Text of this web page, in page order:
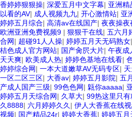
香婷婷狠狠操| 深爱五月中文字幕| 亚洲精
以看的AV| 成人视频九九| 开心激情站| 亚
婷婷五月综合| 高清av在线国产| 夜夜操夜
欧洲亚洲免费视频9 | 狠狠干在线| 五六月
合网| 超碰91人人操| 婷婷五月天无码熟女|
桔色成人官方网站| 国产肏屄大片| 午夜成
天天爽| 欧美成人热| 婷婷色基地在线看|
婷婷综合网| 一本大道嫩草AV无码专区|
一区二区三区| 大香av| 婷婷五月影院| 五
产成人国产三级| 99色色网| 甈你aaaaa|
婷婷五月天综合网| 久草大| 99热这里只
久8888| 六月婷婷久久 | 伊人大香蕉在线
视频| 国产精品24r| 婷婷大香蕉| 婷婷五月